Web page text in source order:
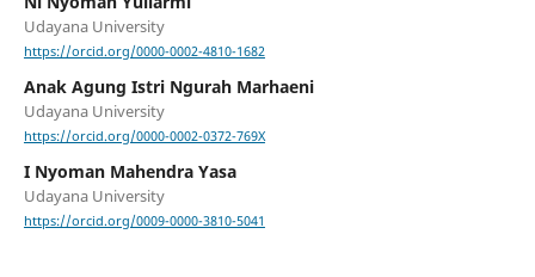
Udayana University
https://orcid.org/0000-0002-4810-1682
Anak Agung Istri Ngurah Marhaeni
Udayana University
https://orcid.org/0000-0002-0372-769X
I Nyoman Mahendra Yasa
Udayana University
https://orcid.org/0009-0000-3810-5041